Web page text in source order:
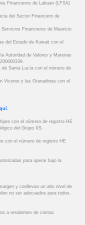
Financieros de Labuan (LFSA)
del Sector Financiero de
Financieros de Mauricio
del Estado de Kuwait con el
Autoridad de Valores y Materias
Santa Lucía con el número de
Vicente y las Granadinas con el
.
con el número de registro HE
del Grupo XS.
con el número de registro HE
para operar bajo la
y conllevan un alto nivel de
no ser adecuados para todos,
a residentes de ciertas